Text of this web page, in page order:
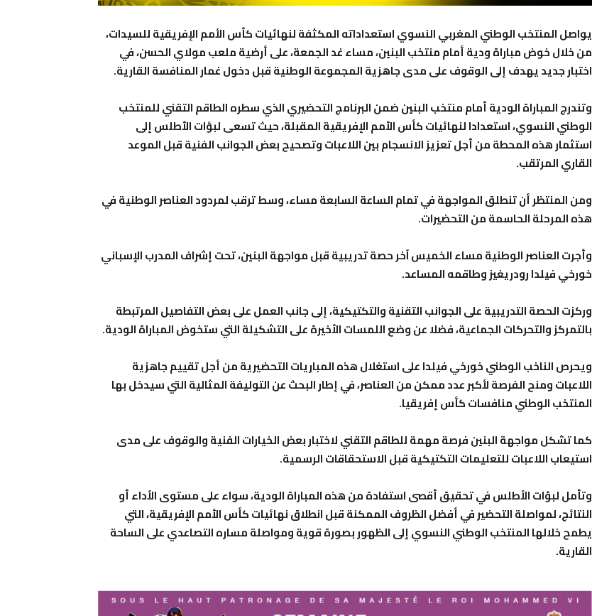
يواصل المنتخب الوطني المغربي النسوي استعداداته المكثفة لنهائيات كأس الأمم الإفريقية للسيدات،
من خلال خوض مباراة ودية أمام منتخب البنين، مساء غد الجمعة، على أرضية ملعب مولاي الحسن، في
اختبار جديد يهدف إلى الوقوف على مدى جاهزية المجموعة الوطنية قبل دخول غمار المنافسة القارية.
وتندرج المباراة الودية أمام منتخب البنين ضمن البرنامج التحضيري الذي سطره الطاقم التقني للمنتخب
الوطني النسوي، استعدادا لنهائيات كأس الأمم الإفريقية المقبلة، حيث تسعى لبؤات الأطلس إلى
استثمار هذه المحطة من أجل تعزيز الانسجام بين اللاعبات وتصحيح بعض الجوانب الفنية قبل الموعد
القاري المرتقب.
ومن المنتظر أن تنطلق المواجهة في تمام الساعة السابعة مساء، وسط ترقب لمردود العناصر الوطنية في
هذه المرحلة الحاسمة من التحضيرات.
وأجرت العناصر الوطنية مساء الخميس آخر حصة تدريبية قبل مواجهة البنين، تحت إشراف المدرب الإسباني
خورخي فيلدا رودريغيز وطاقمه المساعد.
وركزت الحصة التدريبية على الجوانب التقنية والتكتيكية، إلى جانب العمل على بعض التفاصيل المرتبطة
بالتمركز والتحركات الجماعية، فضلا عن وضع اللمسات الأخيرة على التشكيلة التي ستخوض المباراة الودية.
ويحرص الناخب الوطني خورخي فيلدا على استغلال هذه المباريات التحضيرية من أجل تقييم جاهزية
اللاعبات ومنح الفرصة لأكبر عدد ممكن من العناصر، في إطار البحث عن التوليفة المثالية التي سيدخل بها
المنتخب الوطني منافسات كأس إفريقيا.
كما تشكل مواجهة البنين فرصة مهمة للطاقم التقني لاختبار بعض الخيارات الفنية والوقوف على مدى
استيعاب اللاعبات للتعليمات التكتيكية قبل الاستحقاقات الرسمية.
وتأمل لبؤات الأطلس في تحقيق أقصى استفادة من هذه المباراة الودية، سواء على مستوى الأداء أو
النتائج، لمواصلة التحضير في أفضل الظروف الممكنة قبل انطلاق نهائيات كأس الأمم الإفريقية، التي
يطمح خلالها المنتخب الوطني النسوي إلى الظهور بصورة قوية ومواصلة مساره التصاعدي على الساحة
القارية.